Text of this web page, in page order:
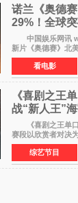
诺兰《奥德
29%！全球
13亿成诺兰
中国娱乐网讯
新片《奥德赛》北
元（周五至周日：
&rarr;2640万），
6%，走势极为强劲
看电影
《喜剧之王
战“新人王”
中生活痛点
《喜剧之王单口
赛段以欣赏者对决
选择对手，在作品
间的交流。这里有
朋友、老对手之
综艺节目